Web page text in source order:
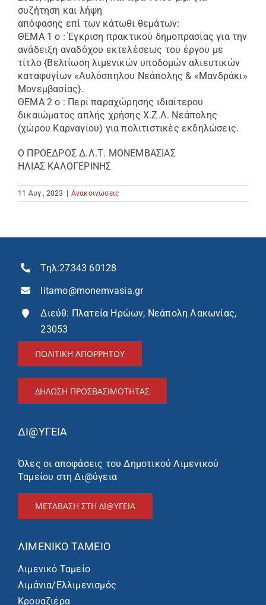
συζήτηση και λήψη
απόφασης επί των κάτωθι θεμάτων:
ΘΕΜΑ 1 ο : Έγκριση πρακτικού δημοπρασίας για την
ανάδειξη αναδόχου εκτελέσεως του έργου με
τίτλο {Βελτίωση λιμενικών υποδομών αλιευτικών
καταφυγίων «Αυλόσπηλου Νεάπολης & «Μανδράκι»
Μονεμβασίας}.
ΘΕΜΑ 2 ο : Περί παραχώρησης ιδιαίτερου
δικαιώματος απλής χρήσης Χ.Ζ.Λ. Νεάπολης
(χώρου Καρναγίου) για πολιτιστικές εκδηλώσεις.
Ο ΠΡΟΕΔΡΟΣ Δ.Λ.Τ. ΜΟΝΕΜΒΑΣΙΑΣ
ΗΛΙΑΣ ΚΑΛΟΓΕΡΙΝΗΣ
11 Αυγ , 2023 | Ανακοινώσεις
Τηλ:27343 60128
litamo@monemvasia.gr
Διεύθ: Πλατεία Ηρώων, Νεάπολη Λακωνίας,
23053
ΠΟΛΙΤΙΚΗ ΑΠΟΡΡΗΤΟΥ
ΔΉΛΩΣΗ ΠΡΟΣΒΑΣΙΜΌΤΗΤΑΣ
ΔΙ@ΥΓΕΙΑ
Όλες οι αποφάσεις του Δημοτικού Λιμενικού
Ταμείου στη Δι@ύγεια
ΜΕΤΑΒΑΣΗ ΣΤΗ ΔΙ@ΥΓΕΙΑ
ΛΙΜΕΝΙΚΌ ΤΑΜΕΊΟ
Λιμενικό Ταμείο
Λιμάνια/Ελλιμενισμός
Κρουαζιέρα